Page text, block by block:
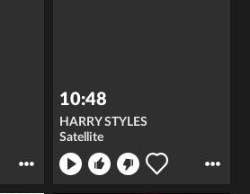
10:48
HARRY STYLES
Satellite